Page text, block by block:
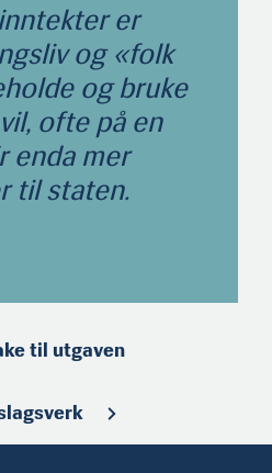
er
og «folk
og bruke
ofte på en
enda mer
til staten.
til utgaven